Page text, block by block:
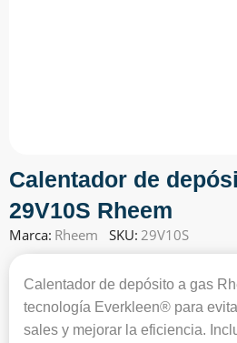
Calentador de
29V10S Rheem
Marca: Rheem SKU: 29V10S
Calentador de depósito a gas
tecnología Everkleen® para
sales y mejorar la eficiencia.